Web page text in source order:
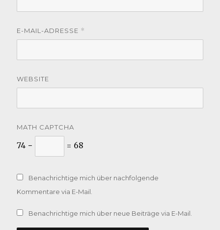
E-MAIL-ADRESSE *
WEBSITE
MATH CAPTCHA
74 − = 68
Benachrichtige mich über nachfolgende
Kommentare via E-Mail.
Benachrichtige mich über neue Beiträge via E-Mail.